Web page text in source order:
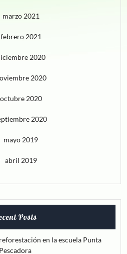
marzo 2021
febrero 2021
2020
2020
octubre 2020
2020
mayo 2019
abril 2019
Posts
en la escuela Punta
Pescadora